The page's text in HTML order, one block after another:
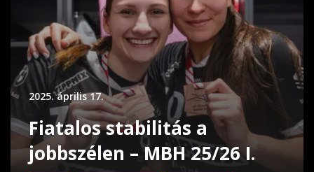
2025. április 17.
Fiatalos stabilitás a
jobbszélen – MBH 25/26 I.